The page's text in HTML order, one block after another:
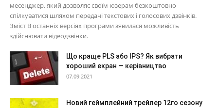
месенджер, який дозволяє своїм юзерам безкоштовно
спілкуватися шляхом передачі текстових і голосових дзвінків.
Зміст В останніх версіях програми зявилася можливість
здійснювати відеодзвінки.
Що краще PLS або IPS? Як вибрати
хороший екран — керівництво
07.09.2021
Новий геймплейний трейлер 12го сезону